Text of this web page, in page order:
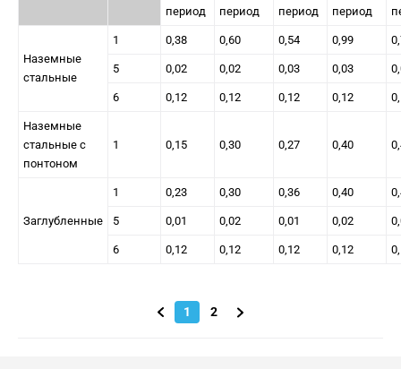
период
период
период
период
Наземные
стальные
1 0,38 0,60 0,54 0,99
5 0,02 0,02 0,03 0,03
6 0,12 0,12 0,12 0,12
Наземные
стальные с
понтоном
1 0,15 0,30 0,27 0,40
Заглубленные
1 0,23 0,30 0,36 0,40
5 0,01 0,02 0,01 0,02
6 0,12 0,12 0,12 0,12
1 2